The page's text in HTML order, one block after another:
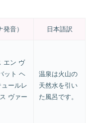
音） 日本語訳
エン ヴ
ット ヘ
ールレ
ヴァー
温泉は火山の
天然水を引い
た風呂です。